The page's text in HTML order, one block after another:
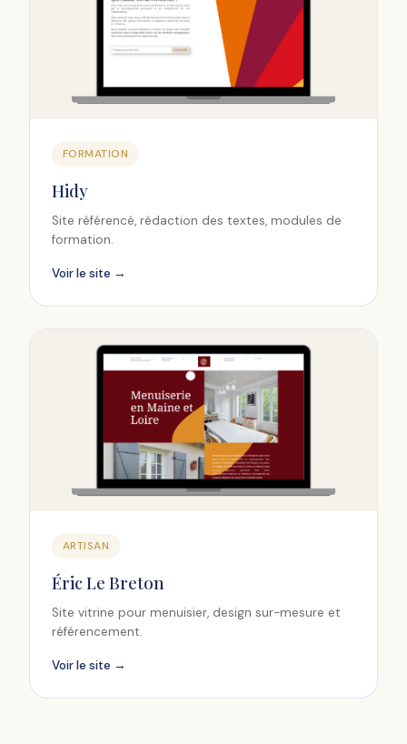
FORMATION
Hidy
Site référencé, rédaction des textes, modules de
formation.
Voir le site →
ARTISAN
Éric Le Breton
Site vitrine pour menuisier, design sur-mesure et
référencement.
Voir le site →